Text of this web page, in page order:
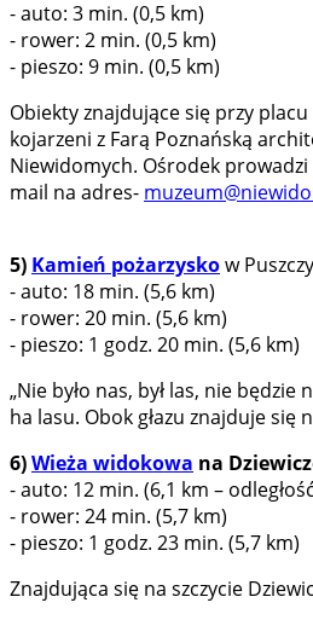
- auto: 3 min. (0,5 km)
- rower: 2 min. (0,5 km)
- pieszo: 9 min. (0,5 km)
Obiekty znajdujące się przy
kojarzeni z Farą Poznańską
Niewidomych. Ośrodek prowadzi
mail na adres-
5) Kamień pożarzyskow
- auto: 18 min. (5,6 km)
- rower: 20 min. (5,6 km)
- pieszo: 1 godz. 20 min. (5,6 km)
„Nie było nas, był las, nie
ha lasu. Obok głazu znajduje
6)Wieża widokowa na
- auto: 12 min. (6,1 km –
- rower: 24 min. (5,7 km)
- pieszo: 1 godz. 23 min. (5,7 km)
Znajdująca się na szczycie